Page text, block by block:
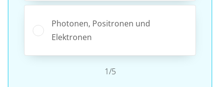
Photonen, Positronen und
Elektronen
1/5